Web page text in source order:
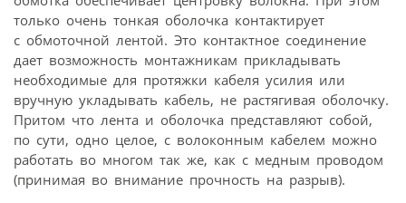
только очень тонкая оболочка контактирует
с обмоточной лентой. Это контактное соединение
дает возможность монтажникам прикладывать
необходимые для протяжки кабеля усилия или
вручную укладывать кабель, не растягивая оболочку.
Притом что лента и оболочка представляют собой,
по сути, одно целое, с волоконным кабелем можно
работать во многом так же, как с медным проводом
(принимая во внимание прочность на разрыв).